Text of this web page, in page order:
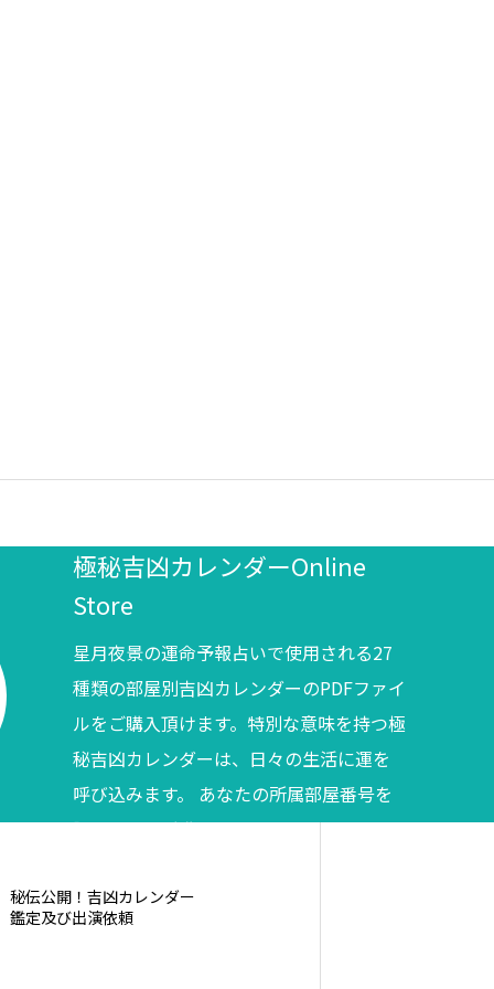
極秘吉凶カレンダーOnline
Store
星月夜景の運命予報占いで使用される27
種類の部屋別吉凶カレンダーのPDFファイ
ルをご購入頂けます。特別な意味を持つ極
秘吉凶カレンダーは、日々の生活に運を
呼び込みます。 あなたの所属部屋番号を
調べてからご購入ください。
秘伝公開！吉凶カレンダー
鑑定及び出演依頼